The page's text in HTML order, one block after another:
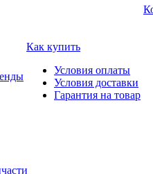
Как купить
Условия оплаты
Условия доставки
Гарантия на товар